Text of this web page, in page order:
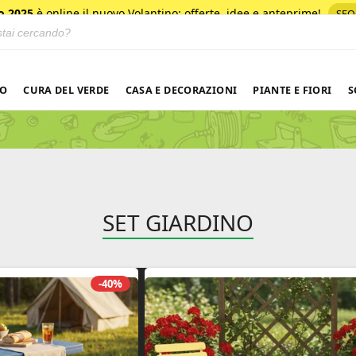
2025è online il nuovo Volantino: offerte, idee e anteprime!
prodotti
CURA DEL VERDE CASA E DECORAZIONI PIANTE E FIORI
SET GIARDINO
-40%